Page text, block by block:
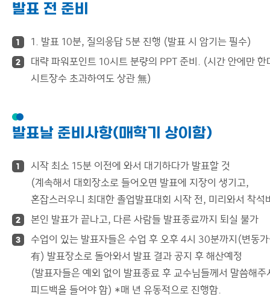
발표 전 준비
1 1. 발표 10분, 질의응답 5분 진행 (발표 시 암기는 필수)
2
대략 파워포인트 10시트 분량의 PPT 준비. (시간 안에만 한
시트장수 초과하여도 상관 無)
발표날 준비사항(매학기 상이함)
1
시작 최소 15분 이전에 와서 대기하다가 발표할 것
(계속해서 대회장소로 들어오면 발표에 지장이 생기고,
혼잡스러우니 최대한 졸업발표대회 시작 전, 미리와서 착석
2 본인 발표가 끝나고, 다른 사람들 발표종료까지 퇴실 불가
3
수업이 있는 발표자들은 수업 후 오후 4시 30분까지(변동
有) 발표장소로 돌아와서 발표 결과 공지 후 해산예정
(발표자들은 예외 없이 발표종료 후 교수님들께서 말씀해주
피드백을 들어야 함) *매 년 유동적으로 진행함.